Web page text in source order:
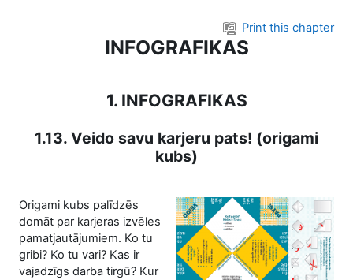
Print this chapter
INFOGRAFIKAS
1. INFOGRAFIKAS
1.13. Veido savu karjeru pats! (origami
kubs)
Origami kubs palīdzēs
domāt par karjeras izvēles
pamatjautājumiem. Ko tu
gribi? Ko tu vari? Kas ir
vajadzīgs darba tirgū? Kur